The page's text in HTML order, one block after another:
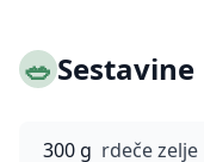
🥗Sestavine
300 g rdeče zelje